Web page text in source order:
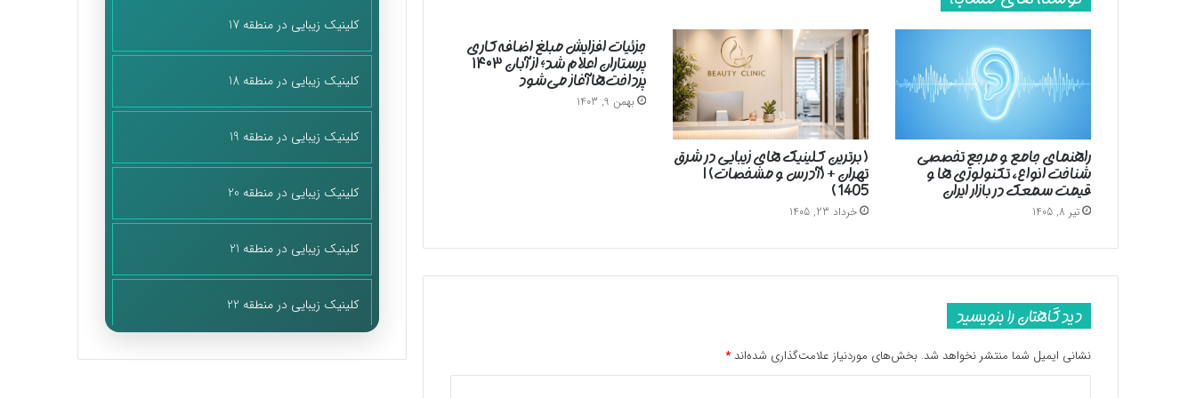
راهنمای جامع و مرجع تخصصی
شناخت انواع، تکنولوژی ها و
قیمت سمعک در بازار ایران
تیر 8, 1405
( برترین کلینیک های زیبایی در شرق
تهران + (آدرس و مشخصات) |
1405 )
خرداد 23, 1405
جزئیات افزایش مبلغ اضافه‌کاری
پرستاران اعلام شد؛ از آبان ۱۴۰۳
پرداخت‌ها آغاز می‌شود
بهمن 9, 1403
دیدگاهتان را بنویسید
نشانی ایمیل شما منتشر نخواهد شد. بخش‌های موردنیاز علامت‌گذاری شده‌اند *
کلینیک زیبایی در منطقه 17
کلینیک زیبایی در منطقه 18
کلینیک زیبایی در منطقه 19
کلینیک زیبایی در منطقه 20
کلینیک زیبایی در منطقه 21
کلینیک زیبایی در منطقه 22